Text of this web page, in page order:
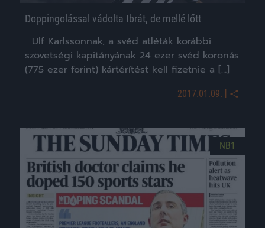
Doppingolással vádolta Ibrát, de mellé lőtt
Ulf Karlssonnak, a svéd atléták korábbi
szövetségi kapitányának 24 ezer svéd koronás
(775 ezer forint) kártérítést kell fizetnie a […]
2017.01.09. |
NB1